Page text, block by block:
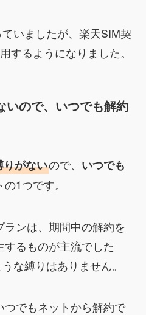
いましたが、楽天SIM契
するようになりました。
いので、いつでも解約
がないので、 いつでも
1つです。
ンは、期間中の解約を
するものが主流でした
な縛りはありません。
でもネットから解約で